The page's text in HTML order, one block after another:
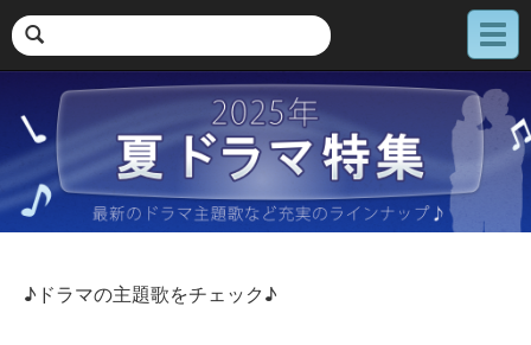
メ
ニ
ュ
ー
♪ドラマの主題歌をチェック♪